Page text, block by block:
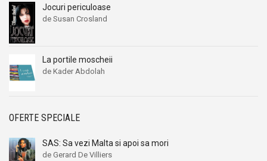
Britt Ekland
Bronislaw Baczko
Bronislaw Malinowski
Bruce Lansky
Bruce Sterling
Burt Hirschfeld
C. Arseni
Britt Ekland
Bronislaw Baczko
Bronislaw Malinowski
Bruce Lansky
Bruce Sterling
Burt Hirschfeld
C. Arseni
Jocuri periculoase
de Susan Crosland
La portile moscheii
de Kader Abdolah
OFERTE SPECIALE
SAS: Sa vezi Malta si apoi sa mori
de Gerard De Villiers